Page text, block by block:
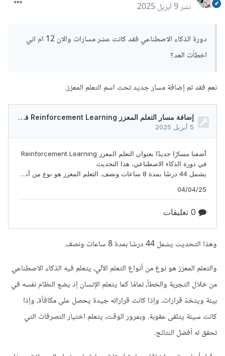
نشر9 أبريل 2025
دورة الذكاء الاصطناعي فقد كانت عشر مسارات والان 12 ام اني
اخطأت العد؟
نعم فقد تم إضافة مسار جديد تحت اسم التعلم المعزز.
وهذا التحديث يشمل 44 درسًا بمدة 8 ساعات ونصف.
والتعلم المعزز هو نوع من أنواع التعلم الآلي، يتعلم فيه الذكاء الاصطناعي
من خلال التجربة والخطأ، تمامًا كما يتعلم الإنسان إذ يضع النظام نفسه في
بيئة ويتخذ قرارات، وإذا كانت قراراته جيدة يحصل على مكافأة، وإذا
كانت سيئة يتلقى عقوبة. وبمرور الوقت، يتعلم اختيار التصرفات التي
تحقق له أفضل النتائج.